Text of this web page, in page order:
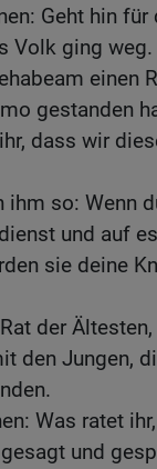
Geht hin
Volk ging weg.
einen
gestanden
dass wir
ihm so: Wenn
und auf
sie deine
der
den Jungen,
Was ratet
und